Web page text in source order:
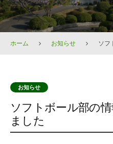
ホーム お知らせ ソフ
お知らせ
ソフトボール部の
ました